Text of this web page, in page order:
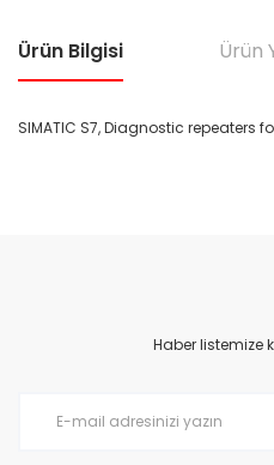
Ürün Bilgisi Ürün
SIMATIC S7, Diagnostic repeaters
Ürün resmi kalitesiz, bozuk
Ürün açıklamasında eksik
Haber listemize